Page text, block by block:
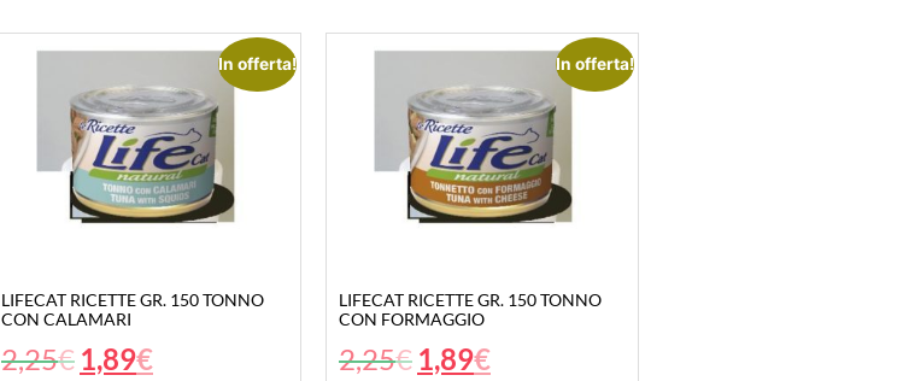
In offerta!
LIFECAT RICETTE GR. 150 TONNO
CON CALAMARI
2,25€ 1,89€
In offerta!
LIFECAT RICETTE GR. 150 TONNO
CON FORMAGGIO
2,25€ 1,89€